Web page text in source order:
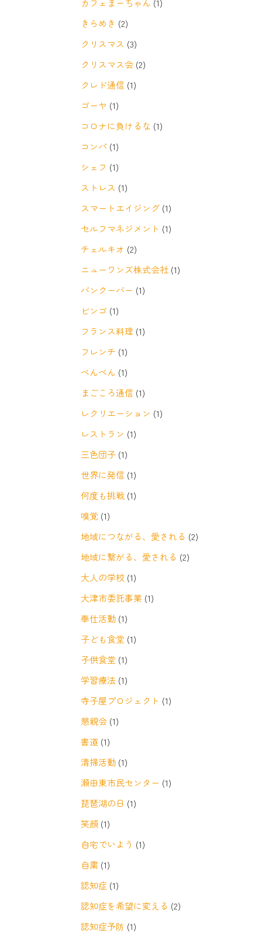
カフェまーちゃん (1)
きらめき (2)
クリスマス (3)
クリスマス会 (2)
クレド通信 (1)
ゴーヤ (1)
コロナに負けるな (1)
コンパ (1)
シェフ (1)
ストレス (1)
スマートエイジング (1)
セルフマネジメント (1)
チェルキオ (2)
ニューワンズ株式会社 (1)
バンクーバー (1)
ビンゴ (1)
フランス料理 (1)
フレンチ (1)
べんべん (1)
まごころ通信 (1)
レクリエーション (1)
レストラン (1)
三色団子 (1)
世界に発信 (1)
何度も挑戦 (1)
嗅覚 (1)
地域につながる、愛される (2)
地域に繋がる、愛される (2)
大人の学校 (1)
大津市委託事業 (1)
奉仕活動 (1)
子ども食堂 (1)
子供食堂 (1)
学習療法 (1)
寺子屋プロジェクト (1)
懇親会 (1)
書道 (1)
清掃活動 (1)
瀬田東市民センター (1)
琵琶湖の日 (1)
笑顔 (1)
自宅でいよう (1)
自粛 (1)
認知症 (1)
認知症を希望に変える (2)
認知症予防 (1)